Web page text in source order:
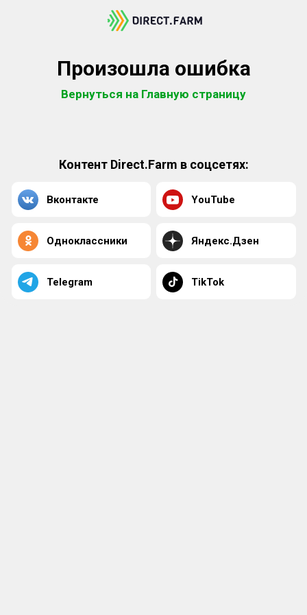
Произошла ошибка
Вернуться на Главную страницу
Контент Direct.Farm в соцсетях:
Вконтакте YouTube
Одноклассники Яндекс.Дзен
Telegram TikTok